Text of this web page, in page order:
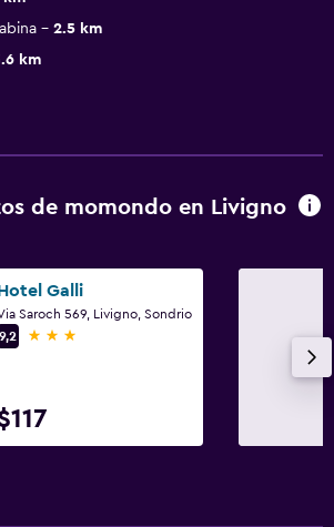
2.5 km
km
de momondo en Livigno
Galli
Saroch 569, Livigno, Sondrio
9,2
3 estrellas